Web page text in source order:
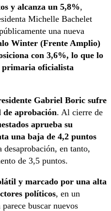
y alcanza un 5,8%,
Michelle Bachelet
una nueva
Winter (Frente Amplio)
con 3,6%, lo que lo
primaria oficialista
Gabriel Boric sufre
de aprobación. Al cierre de
aprueba su
una baja de 4,2 puntos
desaprobación, en tanto,
de 3,5 puntos.
y marcado por una alta
políticos, en un
buscar nuevos